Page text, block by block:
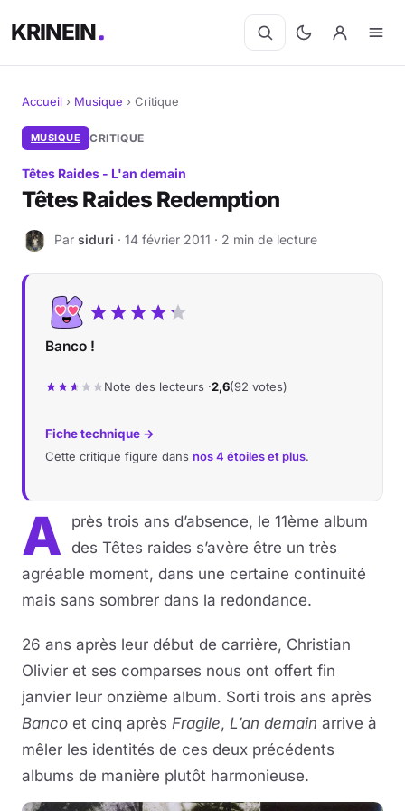
KRINEIN
Cinéma
Séries
Livres
Jeux vidéo
Musique
Sortir
Sciences & Tech
Forum
Accueil › Musique › Critique
MUSIQUE CRITIQUE
Têtes Raides - L'an demain
Têtes Raides Redemption
S Par siduri · 14 février 2011 · 2 min de lecture
Banco !
Note des lecteurs ·2,6(92 votes)
Fiche technique →
Cette critique figure dans nos 4 étoiles et plus.
A près trois ans d’absence, le 11ème album
des Têtes raides s’avère être un très
agréable moment, dans une certaine continuité
mais sans sombrer dans la redondance.
26 ans après leur début de carrière, Christian
Olivier et ses comparses nous ont offert fin
janvier leur onzième album. Sorti trois ans après
Banco et cinq après Fragile, L’an demain arrive à
mêler les identités de ces deux précédents
albums de manière plutôt harmonieuse.